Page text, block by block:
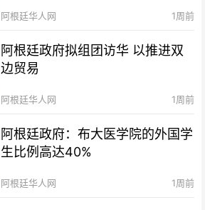
阿根廷华人网 1周前
阿根廷政府拟组团访华 以推进双
边贸易
阿根廷华人网 1周前
阿根廷政府：布大医学院的外国学
生比例高达40%
阿根廷华人网 1周前